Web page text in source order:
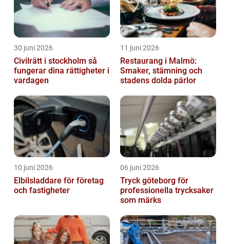
30 juni 2026
Civilrätt i stockholm så
fungerar dina rättigheter i
vardagen
11 juni 2026
Restaurang i Malmö:
Smaker, stämning och
stadens dolda pärlor
10 juni 2026
Elbilsladdare för företag
och fastigheter
06 juni 2026
Tryck göteborg för
professionella trycksaker
som märks